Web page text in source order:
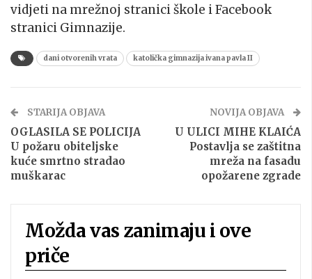
vidjeti na mrežnoj stranici škole i Facebook
stranici Gimnazije.
dani otvorenih vrata katolička gimnazija ivana pavla II
STARIJA OBJAVA
OGLASILA SE POLICIJA
U požaru obiteljske
kuće smrtno stradao
muškarac
NOVIJA OBJAVA
U ULICI MIHE KLAIĆA
Postavlja se zaštitna
mreža na fasadu
opožarene zgrade
Možda vas zanimaju i ove
priče